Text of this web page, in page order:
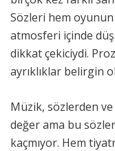
Sözleri hem
atmosferi içinde
dikkat çekiciydi.
ayrıklıklar belirgin
Müzik, sözlerden ve
değer ama bu
kaçmıyor. Hem